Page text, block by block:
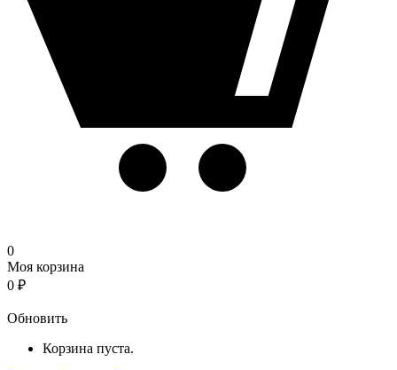
0
Моя корзина
0 ₽
Обновить
Корзина пуста.